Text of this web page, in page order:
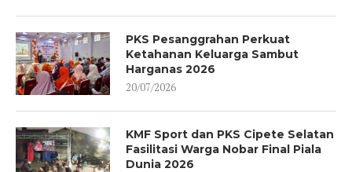
PKS Pesanggrahan Perkuat
Ketahanan Keluarga Sambut
Harganas 2026
20/07/2026
KMF Sport dan PKS Cipete Selatan
Fasilitasi Warga Nobar Final Piala
Dunia 2026